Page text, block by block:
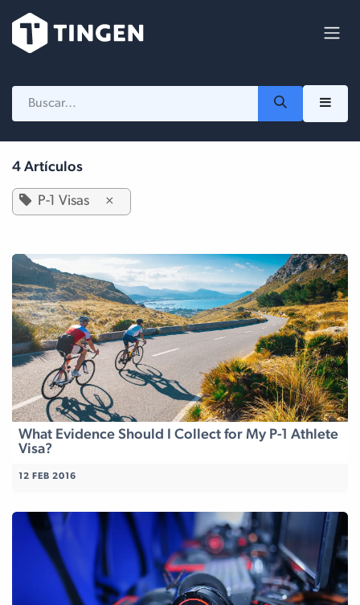
4 Artículos
P-1 Visas ×
What Evidence Should I Collect for My P-1 Athlete
Visa?
12 FEB 2016